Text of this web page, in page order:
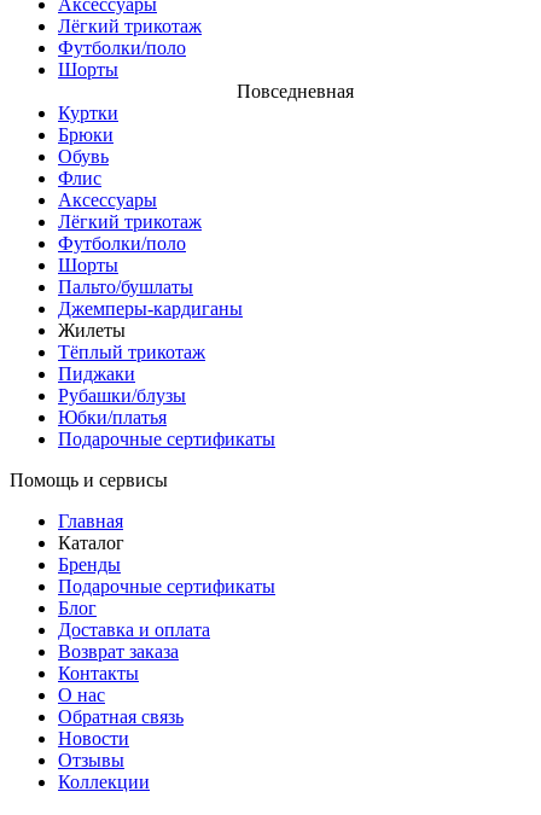
Аксессуары
Лёгкий трикотаж
Футболки/поло
Шорты
Повседневная
Куртки
Брюки
Обувь
Флис
Аксессуары
Лёгкий трикотаж
Футболки/поло
Шорты
Пальто/бушлаты
Джемперы-кардиганы
Жилеты
Тёплый трикотаж
Пиджаки
Рубашки/блузы
Юбки/платья
Подарочные сертификаты
Помощь и сервисы
Главная
Каталог
Бренды
Подарочные сертификаты
Блог
Доставка и оплата
Возврат заказа
Контакты
О нас
Обратная связь
Новости
Отзывы
Коллекции